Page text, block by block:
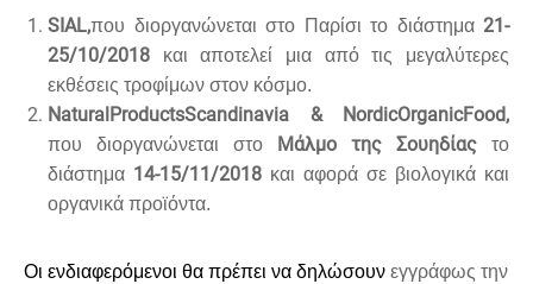
SIAL,που διοργανώνεται στο Παρίσι το διάστημα 21-
25/10/2018 και αποτελεί μια από τις μεγαλύτερες
εκθέσεις τροφίμων στον κόσμο.
NaturalProductsScandinavia & NordicOrganicFood,
που διοργανώνεται στο Μάλμο της Σουηδίας το
διάστημα 14-15/11/2018 και αφορά σε βιολογικά και
οργανικά προϊόντα.
Οι ενδιαφερόμενοι θα πρέπει να δηλώσουν εγγράφως την